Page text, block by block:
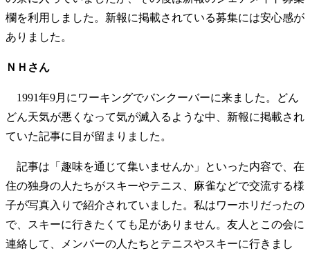
欄を利用しました。新報に掲載されている募集には安心感が
ありました。
ＮＨさん
1991年9月にワーキングでバンクーバーに来ました。どん
どん天気が悪くなって気が滅入るような中、新報に掲載され
ていた記事に目が留まりました。
記事は「趣味を通じて集いませんか」といった内容で、在
住の独身の人たちがスキーやテニス、麻雀などで交流する様
子が写真入りで紹介されていました。私はワーホリだったの
で、スキーに行きたくても足がありません。友人とこの会に
連絡して、メンバーの人たちとテニスやスキーに行きまし